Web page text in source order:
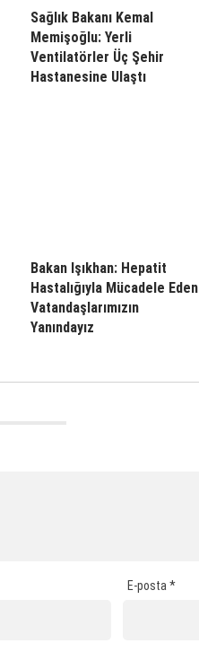
Sağlık Bakanı Kemal
Memişoğlu: Yerli
Ventilatörler Üç Şehir
Hastanesine Ulaştı
Bakan Işıkhan: Hepatit
Hastalığıyla Mücadele Eden
Vatandaşlarımızın
Yanındayız
E-posta *